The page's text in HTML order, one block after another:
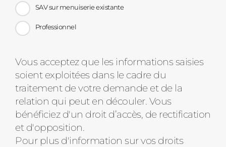
SAV sur menuiserie existante
Professionnel
Message
d'état
Vous acceptez que les informations saisies
soient exploitées dans le cadre du
traitement de votre demande et de la
relation qui peut en découler. Vous
bénéficiez d'un droit d’accès, de rectification
et d'opposition.
Pour plus d'information sur vos droits